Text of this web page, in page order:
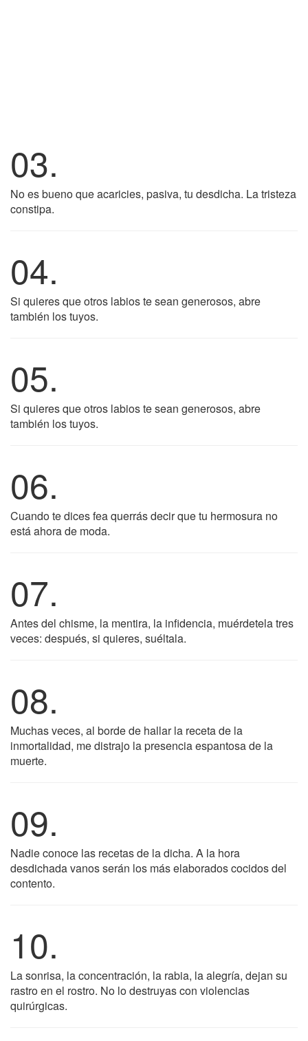
03.
No es bueno que acaricies, pasiva, tu desdicha. La tristeza
constipa.
04.
Si quieres que otros labios te sean generosos, abre
también los tuyos.
05.
Si quieres que otros labios te sean generosos, abre
también los tuyos.
06.
Cuando te dices fea querrás decir que tu hermosura no
está ahora de moda.
07.
Antes del chisme, la mentira, la infidencia, muérdetela tres
veces: después, si quieres, suéltala.
08.
Muchas veces, al borde de hallar la receta de la
inmortalidad, me distrajo la presencia espantosa de la
muerte.
09.
Nadie conoce las recetas de la dicha. A la hora
desdichada vanos serán los más elaborados cocidos del
contento.
10.
La sonrisa, la concentración, la rabia, la alegría, dejan su
rastro en el rostro. No lo destruyas con violencias
quirúrgicas.